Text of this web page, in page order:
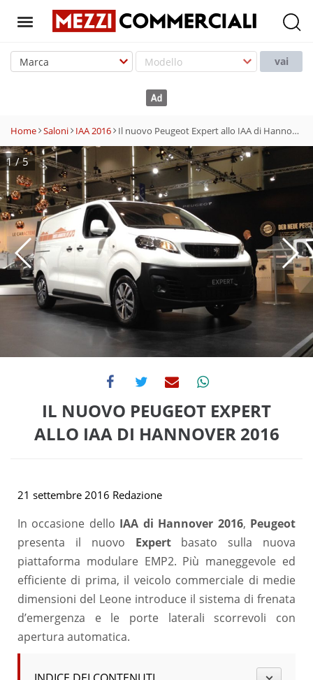
T
g
n
a
v
i
g
a
t
i
o
vai
Home Saloni IAA 2016 Il nuovo Peugeot Expert allo IAA di Hannover 2016
1/5
IL NUOVO PEUGEOT EXPERT
ALLO IAA DI HANNOVER 2016
21 settembre 2016 Redazione
In occasione dello IAA di Hannover 2016, Peugeot
presenta il nuovo Expertbasato sulla nuova
piattaforma modulare EMP2. Più maneggevole ed
efficiente di prima, il veicolo commerciale di medie
dimensioni del Leone introduce il sistema di frenata
d’emergenza e le porte laterali scorrevoli con
apertura automatica.